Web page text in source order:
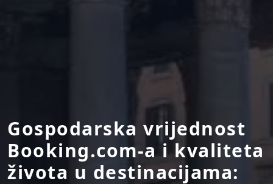
Gospodarska vrijednost
Booking.com-a i kvaliteta
života u destinacijama: